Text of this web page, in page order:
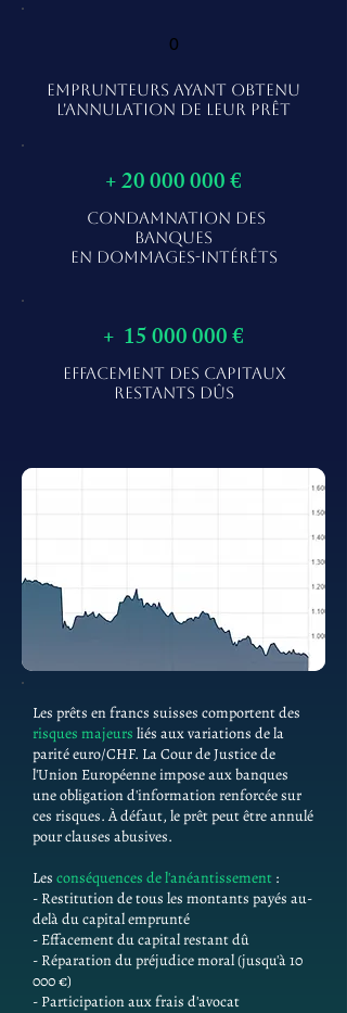
0
EMPRUNTEURS AYANT OBTENU
L'ANNULATION DE LEUR PRÊT
+20 000 000€
CONDAMNATION DES
BANQUES
EN DOMMAGES-INTÉRÊTS
+ 15 000 000€
EFFACEMENT DES CAPITAUX
RESTANTS DÛS
Les prêts en francs suisses comportent des
risques majeurs liés aux variations de la
parité euro/CHF. La Cour de Justice de
l'Union Européenne impose aux banques
une obligation d'information renforcée sur
ces risques. À défaut, le prêt peut être annulé
pour clauses abusives.
Les conséquences de l'anéantissement :
- Restitution de tous les montants payés au-
delà du capital emprunté
- Effacement du capital restant dû
- Réparation du préjudice moral (jusqu'à 10
000 €)
- Participation aux frais d'avocat